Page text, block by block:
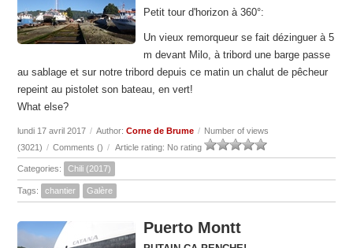
Petit tour d'horizon à 360°:
Un vieux remorqueur se fait dézinguer à 5
m devant Milo, à tribord une barge passe
au sablage et sur notre tribord depuis ce matin un chalut de pêcheur
repeint au pistolet son bateau, en vert!
What else?
lundi 17 avril 2017 / Author:Corne de Brume / Number of views
(3021) / Comments () / Article rating: No rating
Categories: Chili (2017)
Tags: chantier Galère
Puerto Montt